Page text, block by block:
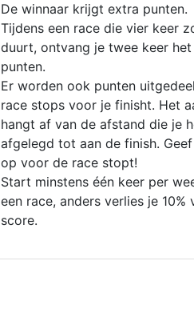
De winnaar krijgt extra punten.
Tijdens een race die vier keer
duurt, ontvang je twee keer
punten.
Er worden ook punten
race stops voor je finisht. Het
hangt af van de afstand die je
afgelegd tot aan de finish.
op voor de race stopt!
Start minstens één keer per
een race, anders verlies je 10%
score.